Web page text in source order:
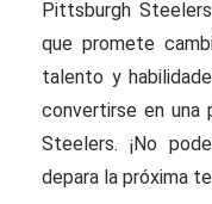
Pittsburgh
que promete
talento y
convertirse en una
Steelers. ¡No
depara la próxima